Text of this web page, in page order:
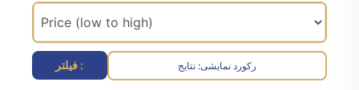
فیلتر : نتایج :رکورد نمایشی